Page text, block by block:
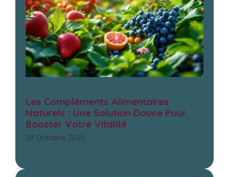
Les Compléments Alimentaires
Naturels : Une Solution Douce Pour
Booster Votre Vitalité
28 Octobre 2025